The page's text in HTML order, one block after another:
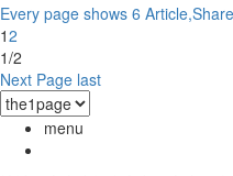
Every page shows 6
12
1/2
Next Page last
menu